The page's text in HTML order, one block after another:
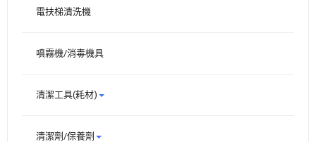
電扶梯清洗機
噴霧機/消毒機具
清潔工具(耗材)
清潔劑/保養劑